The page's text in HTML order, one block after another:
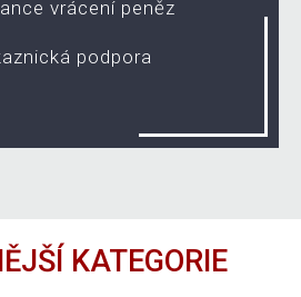
vrácení peněz
podpora
KATEGORIE